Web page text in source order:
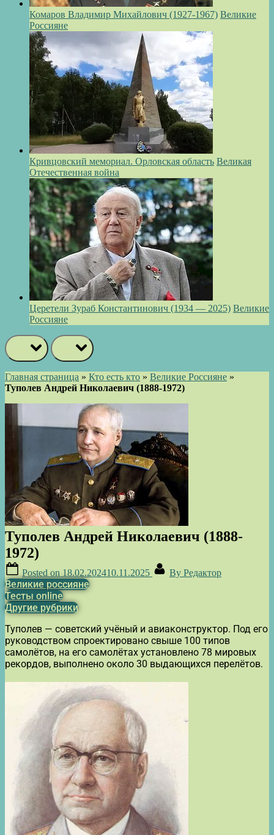
Комаров Владимир Михайлович (1927-1967) Великие
Россияне
Кривцовский мемориал. Орловская область Великая
Отечественная война
Церетели Зураб Константинович (1934 — 2025) Великие
Россияне
Главная страница » Кто есть кто » Великие Россияне »
Туполев Андрей Николаевич (1888-1972)
Туполев Андрей Николаевич (1888-
1972)
Posted on 18.02.202410.11.2025 By Редактор
Великие россияне
Тесты online
Другие рубрики
Туполев — советский учёный и авиаконструктор. Под его
руководством спроектировано свыше 100 типов
самолётов, на его самолётах установлено 78 мировых
рекордов, выполнено около 30 выдающихся перелётов.